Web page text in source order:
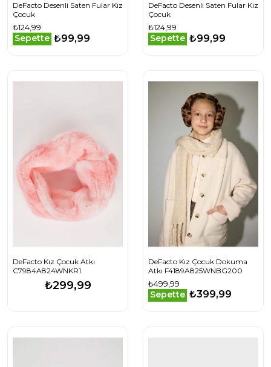
DeFacto Desenli Saten Fular Kız
Çocuk
₺124,99
Sepette ₺99,99
DeFacto Desenli Saten Fular Kız
Çocuk
₺124,99
Sepette ₺99,99
DeFacto Kız Çocuk Atkı
C7984A824WNKR1
₺299,99
DeFacto Kız Çocuk Dokuma
Atkı F4189A825WNBG200
₺499,99
Sepette ₺399,99